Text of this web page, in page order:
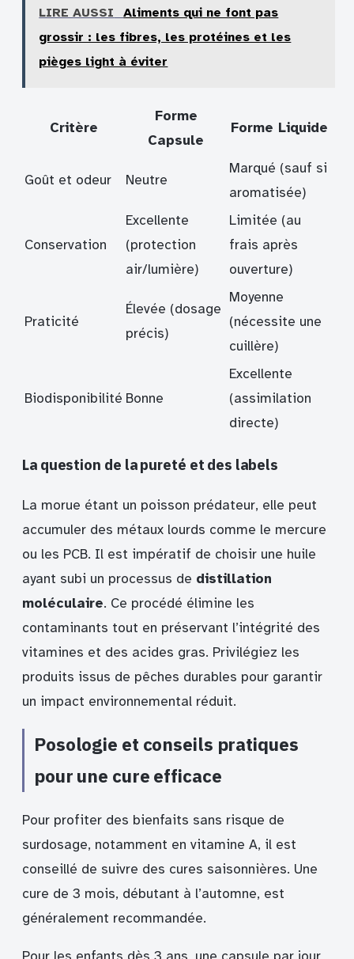
LIRE AUSSI
Aliments qui ne font pas
grossir : les fibres, les protéines et les
pièges light à éviter
Critère
Forme
Capsule
Forme Liquide
Goût et odeur Neutre
Marqué (sauf si
aromatisée)
Conservation
Excellente
(protection
air/lumière)
Limitée (au
frais après
ouverture)
Praticité
Élevée (dosage
précis)
Moyenne
(nécessite une
cuillère)
Biodisponibilité Bonne
Excellente
(assimilation
directe)
La question de la pureté et des labels
La morue étant un poisson prédateur, elle peut
accumuler des métaux lourds comme le mercure
ou les PCB. Il est impératif de choisir une huile
ayant subi un processus de distillation
moléculaire. Ce procédé élimine les
contaminants tout en préservant l’intégrité des
vitamines et des acides gras. Privilégiez les
produits issus de pêches durables pour garantir
un impact environnemental réduit.
Posologie et conseils pratiques
pour une cure efficace
Pour profiter des bienfaits sans risque de
surdosage, notamment en vitamine A, il est
conseillé de suivre des cures saisonnières. Une
cure de 3 mois, débutant à l’automne, est
généralement recommandée.